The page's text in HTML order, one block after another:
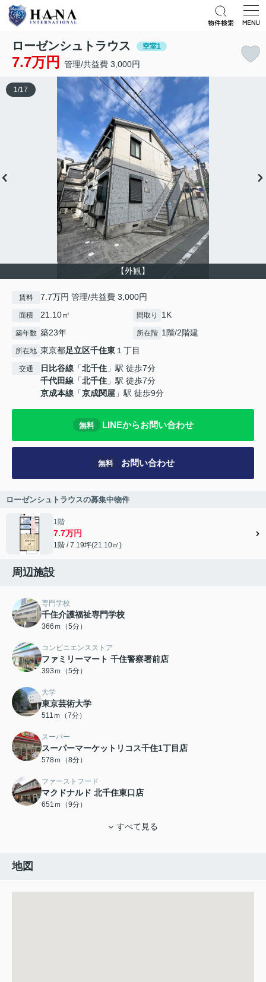
ローゼンシュトラウス 空室1
7.7万円 管理/共益費 3,000円
【外観】
1/17
賃料 7.7万円 管理/共益費 3,000円
面積 21.10㎡ 間取り 1K
築年数 築23年 所在階 1階/2階建
所在地 東京都足立区千住東 １丁目
交通 日比谷線 「北千住 」駅 徒歩7分
千代田線 「北千住 」駅 徒歩7分
京成本線 「京成関屋 」駅 徒歩9分
無料 LINEからお問い合わせ
無料 お問い合わせ
ローゼンシュトラウスの募集中物件
1階
7.7万円
1階 / 7.19坪(21.10㎡)
周辺施設
専門学校
千住介護福祉専門学校
366ｍ（5分）
コンビニエンスストア
ファミリーマート 千住警察署前店
393ｍ（5分）
大学
東京芸術大学
511ｍ（7分）
スーパー
スーパーマーケットリコス千住1丁目店
578ｍ（8分）
ファーストフード
マクドナルド 北千住東口店
651ｍ（9分）
すべて見る
地図